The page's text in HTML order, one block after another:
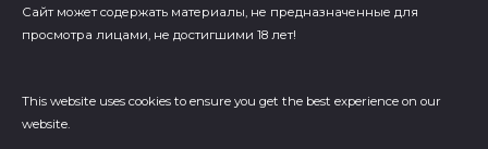
Сайт может содержать материалы, не предназначенные для
просмотра лицами, не достигшими 18 лет!
This website uses cookies to ensure you get the best experience on our
website.